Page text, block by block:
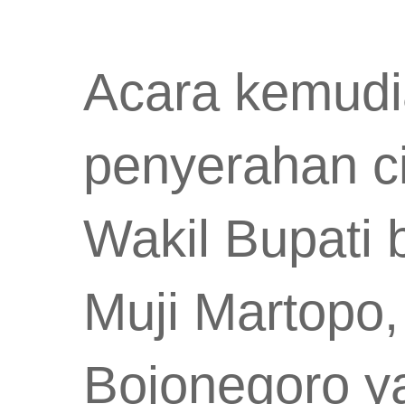
Acara
penyerahan
Wakil Bupati
Muji
Bojonegoro